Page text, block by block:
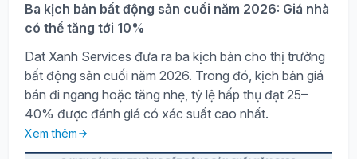
Ba kịch bản bất động sản cuối năm 2026: Giá nhà
có thể tăng tới 10%
Dat Xanh Services đưa ra ba kịch bản cho thị trường
bất động sản cuối năm 2026. Trong đó, kịch bản giá
bán đi ngang hoặc tăng nhẹ, tỷ lệ hấp thụ đạt 25–
40% được đánh giá có xác suất cao nhất.
Xem thêm